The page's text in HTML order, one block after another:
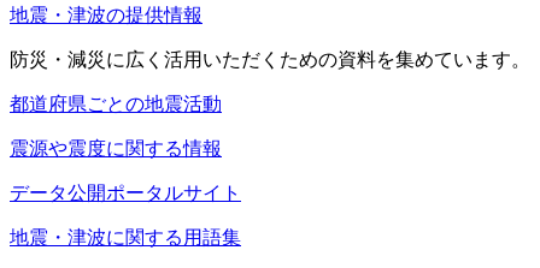
地震・津波の提供情報
防災・減災に広く活用いただくための資料を集めています。
都道府県ごとの地震活動
震源や震度に関する情報
データ公開ポータルサイト
地震・津波に関する用語集